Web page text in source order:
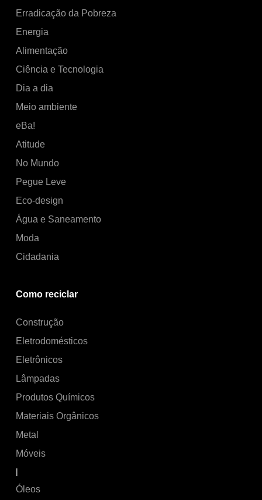
Erradicação da Pobreza
Energia
Alimentação
Ciência e Tecnologia
Dia a dia
Meio ambiente
eBa!
Atitude
No Mundo
Pegue Leve
Eco-design
Água e Saneamento
Moda
Cidadania
Como reciclar
Construção
Eletrodomésticos
Eletrônicos
Lâmpadas
Produtos Químicos
Materiais Orgânicos
Metal
Móveis
|
Óleos